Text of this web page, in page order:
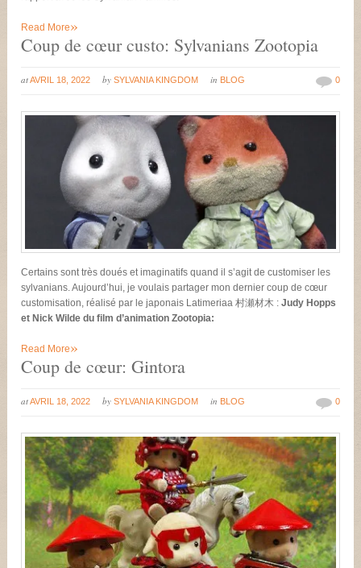
Read More»
Coup de cœur custo: Sylvanians Zootopia
atAVRIL 18, 2022 by SYLVANIA KINGDOM in BLOG 0
Certains sont très doués et imaginatifs quand il s’agit de customiser les
sylvanians. Aujourd’hui, je voulais partager mon dernier coup de cœur
customisation, réalisé par le japonais Latimeriaa 村瀬材木 :Judy Hopps
et Nick Wilde du film d’animation Zootopia:
Read More»
Coup de cœur: Gintora
atAVRIL 18, 2022 by SYLVANIA KINGDOM in BLOG 0